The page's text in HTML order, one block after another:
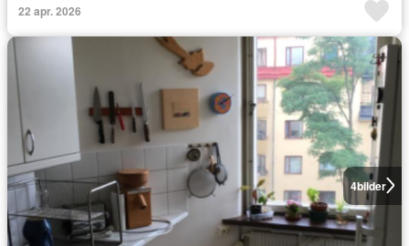
22 apr. 2026
4bilder